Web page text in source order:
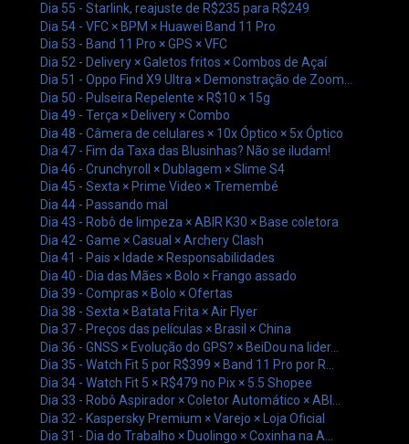
Dia 55 - Starlink, reajuste de R$235 para R$249
Dia 54 - VFC × BPM × Huawei Band 11 Pro
Dia 53 - Band 11 Pro × GPS × VFC
Dia 52 - Delivery × Galetos fritos × Combos de Açaí
Dia 51 - Oppo Find X9 Ultra × Demonstração de Zoom...
Dia 50 - Pulseira Repelente × R$10 × 15g
Dia 49 - Terça × Delivery × Combo
Dia 48 - Câmera de celulares × 10x Óptico × 5x Óptico
Dia 47 - Fim da Taxa das Blusinhas? Não se iludam!
Dia 46 - Crunchyroll × Dublagem × Slime S4
Dia 45 - Sexta × Prime Video × Tremembé
Dia 44 - Passando mal
Dia 43 - Robô de limpeza × ABIR K30 × Base coletora
Dia 42 - Game × Casual × Archery Clash
Dia 41 - Pais × Idade × Responsabilidades
Dia 40 - Dia das Mães × Bolo × Frango assado
Dia 39 - Compras × Bolo × Ofertas
Dia 38 - Sexta × Batata Frita × Air Flyer
Dia 37 - Preços das películas × Brasil × China
Dia 36 - GNSS × Evolução do GPS? × BeiDou na lider...
Dia 35 - Watch Fit 5 por R$399 × Band 11 Pro por R...
Dia 34 - Watch Fit 5 × R$479 no Pix × 5.5 Shopee
Dia 33 - Robô Aspirador × Coletor Automático × ABI...
Dia 32 - Kaspersky Premium × Varejo × Loja Oficial
Dia 31 - Dia do Trabalho × Duolingo × Coxinha na A...